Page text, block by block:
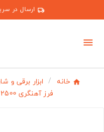
ارسال در
خانه ابزار برقی و
فرز آهنگری 2500 وات ایوک مدل K-7122